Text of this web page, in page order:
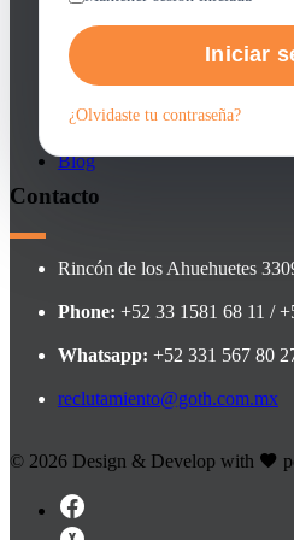
Alertas
Nosotros
Reclutadores
Blog
Iniciar
¿Olvidaste tu contraseña?
Faqs
Contacto
Aviso de privacidad
Contacto
Rincón de los Ahuehuetes
Phone: +52 33 1581 68 11 /
Whatsapp: +52 331 567 80
reclutamiento@goth.com.mx
© 2026 Design & Develop with